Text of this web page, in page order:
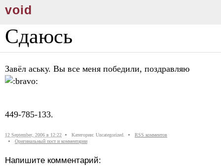
void
Сдаюсь
Завёл аську. Вы все меня победили, поздравляю
449-785-133.
12 September, 2006 в 12:22 Категории: Uncategorized.
RSS комментов
Оригинальный пост и комментарии
Напишите комментарий: